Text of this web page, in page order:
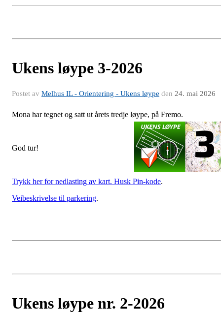
Ukens løype 3-2026
Postet av Melhus IL - Orientering - Ukens løype den 24. mai 2026
Mona har tegnet og satt ut årets tredje løype, på Fremo.
God tur!
Trykk her for nedlasting av kart. Husk Pin-kode.
Veibeskrivelse til parkering.
Ukens løype nr. 2-2026